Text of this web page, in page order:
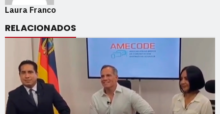
Laura Franco
RELACIONADOS